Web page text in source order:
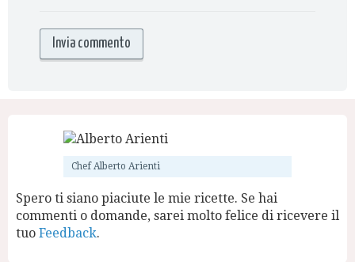
Chef Alberto Arienti
Spero ti siano piaciute le mie ricette. Se hai
commenti o domande, sarei molto felice di ricevere il
tuo Feedback.